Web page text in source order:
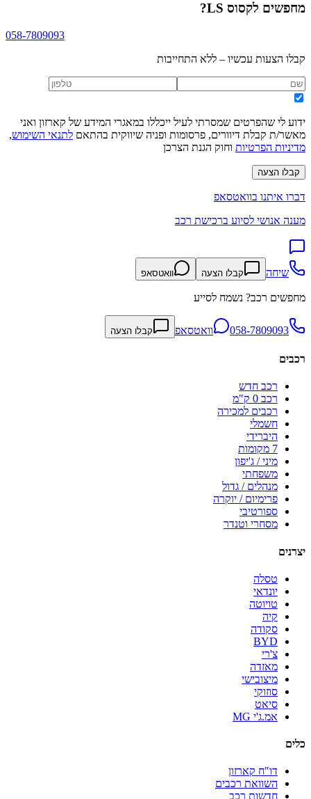
מחפשים לקסוס LS ?
058-7809093
קבלו הצעות עכשיו – ללא התחייבות
ידוע לי שהפרטים שמסרתי לעיל ייכללו במאגרי המידע של קארזון ואני
מאשר/ת קבלת דיוורים, פרסומות ופניה שיווקית בהתאם לתנאי השימוש,
מדיניות הפרטיות וחוק הגנת הצרכן
קבלו הצעה
דברו איתנו בוואטסאפ
מענה אנושי לסיוע ברכישת רכב
שיחה קבלו הצעה וואטסאפ
מחפשים רכב? נשמח לסייע
058-7809093 וואטסאפ קבלו הצעה
רכבים
רכב חדש
רכב 0 ק"מ
רכבים למכירה
חשמלי
היברידי
7 מקומות
מיני / ג'יפון
משפחתי
מנהלים / גדול
פרימיום / יוקרה
ספורטיבי
מסחרי וטנדר
יצרנים
טסלה
יונדאי
טויוטה
קיה
סקודה
BYD
צ'רי
מאזדה
מיצובישי
סוזוקי
סיאט
אמ.ג'י MG
כלים
דו"ח קארזון
השוואת רכבים
חדשות רכב